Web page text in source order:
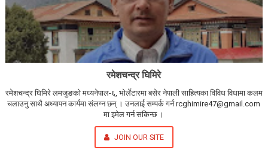
रमेशचन्द्र घिमिरे
रमेशचन्द्र घिमिरे लमजुङको मध्यनेपाल-६, भोर्लेटारमा बसेर नेपाली साहित्यका विविध विधामा कलम
चलाउनु साथै अध्यापन कार्यमा संलग्न छन् । उनलाई सम्पर्क गर्न rcghimire47@gmail.com
मा इमेल गर्न सकिन्छ ।
JOIN OUR SITE